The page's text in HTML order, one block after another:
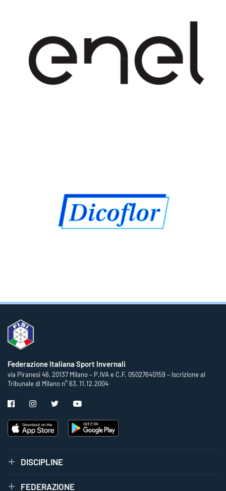
Federazione Italiana Sport Invernali
via Piranesi 46, 20137 Milano – P.IVA e C.F. 05027640159 – Iscrizione al
Tribunale di Milano n° 63, 11.12.2004
DISCIPLINE
FEDERAZIONE